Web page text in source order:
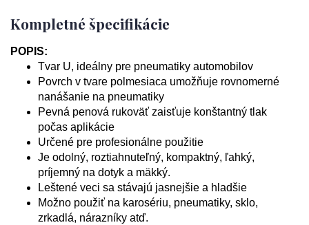
Kompletné špecifikácie
POPIS:
Tvar U, ideálny pre pneumatiky automobilov
Povrch v tvare polmesiaca umožňuje rovnomerné
nanášanie na pneumatiky
Pevná penová rukoväť zaisťuje konštantný tlak
počas aplikácie
Určené pre profesionálne použitie
Je odolný, roztiahnuteľný, kompaktný, ľahký,
príjemný na dotyk a mäkký.
Leštené veci sa stávajú jasnejšie a hladšie
Možno použiť na karosériu, pneumatiky, sklo,
zrkadlá, nárazníky atď.